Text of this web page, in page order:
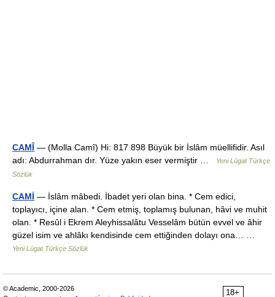
CAMÎ — (Molla Camî) Hi: 817 898 Büyük bir İslâm müellifidir. Asıl
adı: Abdurrahman dır. Yüze yakın eser vermiştir …
Yeni Lügat Türkçe
Sözlük
CAMİ — İslâm mâbedi. İbadet yeri olan bina. * Cem edici,
toplayıcı, içine alan. * Cem etmiş, toplamış bulunan, hâvi ve muhit
olan. * Resûl i Ekrem Aleyhissalâtu Vesselâm bütün evvel ve âhir
güzel isim ve ahlâkı kendisinde cem ettiğinden dolayı ona… …
Yeni Lügat Türkçe Sözlük
18+
© Academic, 2000-2026